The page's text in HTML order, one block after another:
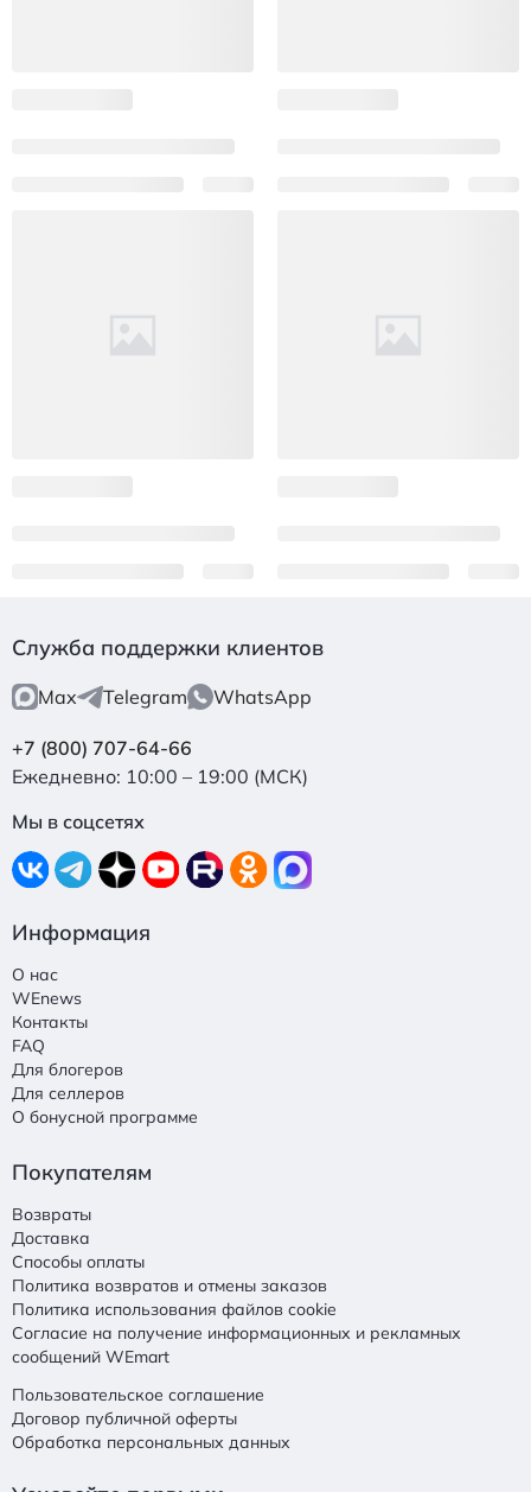
Служба поддержки клиентов
Max Telegram WhatsApp
+7 (800) 707-64-66
Ежедневно: 10:00 – 19:00 (МСК)
Мы в соцсетях
Информация
О нас
WEnews
Контакты
FAQ
Для блогеров
Для селлеров
О бонусной программе
Покупателям
Возвраты
Доставка
Способы оплаты
Политика возвратов и отмены заказов
Политика использования файлов cookie
Согласие на получение информационных и рекламных
сообщений WEmart
Пользовательское соглашение
Договор публичной оферты
Обработка персональных данных